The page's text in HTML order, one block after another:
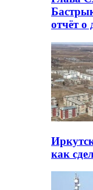
отчёт
как